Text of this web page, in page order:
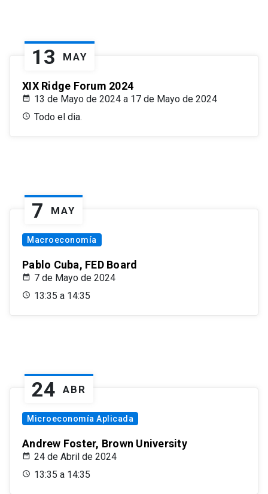
13 MAY
XIX Ridge Forum 2024
13 de Mayo de 2024 a 17 de Mayo de 2024
Todo el dia.
7 MAY
Macroeconomía
Pablo Cuba, FED Board
7 de Mayo de 2024
13:35 a 14:35
24 ABR
Microeconomía Aplicada
Andrew Foster, Brown University
24 de Abril de 2024
13:35 a 14:35